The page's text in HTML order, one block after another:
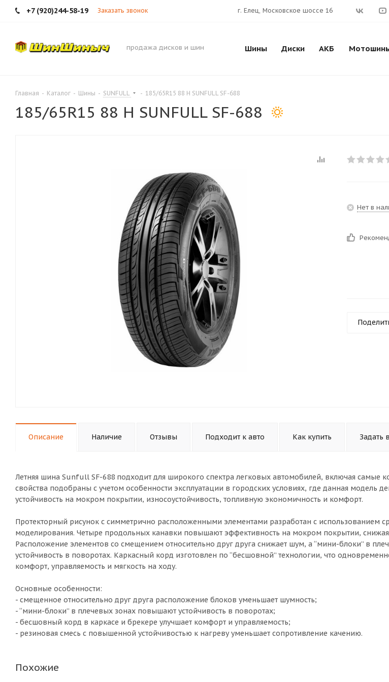
+7 (920)244-58-19 Заказать звонок г. Елец, Московское шоссе 16
продажа дисков и шин Шины Диски АКБ
Главная - Каталог - Шины - SUNFULL - 185/65R15 88 H SUNFULL SF-688
185/65R15 88 H SUNFULL SF-688
Нет в
Описание Наличие Отзывы Подходит к авто Как купить Задать
Летняя шина Sunfull SF-688 подходит для широкого спектра легковых автомобилей, включая самые
свойства подобраны с учетом особенности эксплуатации в городских условиях, где данная модель
устойчивость на мокром покрытии, износоустойчивость, топливную экономичность и комфорт.
Протекторный рисунок с симметрично расположенными элементами разработан с использованием
моделирования. Четыре продольных канавки повышают эффективность на мокром покрытии,
Расположение элементов со смещением относительно друг друга снижает шум, а “мини-блоки” в
устойчивость в поворотах. Каркасный корд изготовлен по “бесшовной” технологии, что
комфорт, управляемость и мягкость на ходу.
Основные особенности:
- смещенное относительно друг друга расположение блоков уменьшает шумность;
- “мини-блоки” в плечевых зонах повышают устойчивость в поворотах;
- бесшовный корд в каркасе и брекере улучшает комфорт и управляемость;
- резиновая смесь с повышенной устойчивостью к нагреву уменьшает сопротивление качению.
Похожие